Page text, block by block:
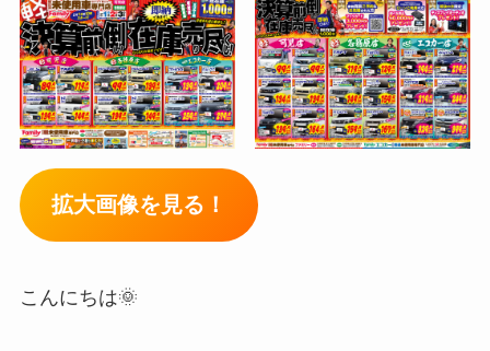
拡大画像を見る！
こんにちは🌞